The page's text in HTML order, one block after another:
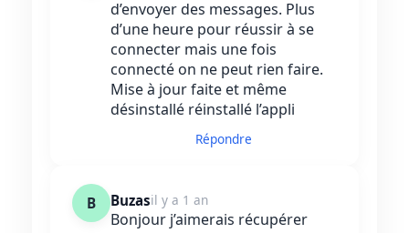
d’envoyer des messages. Plus
d’une heure pour réussir à se
connecter mais une fois
connecté on ne peut rien faire.
Mise à jour faite et même
désinstallé réinstallé l’appli
Répondre
B Buzasil y a 1 an
Bonjour j’aimerais récupérer